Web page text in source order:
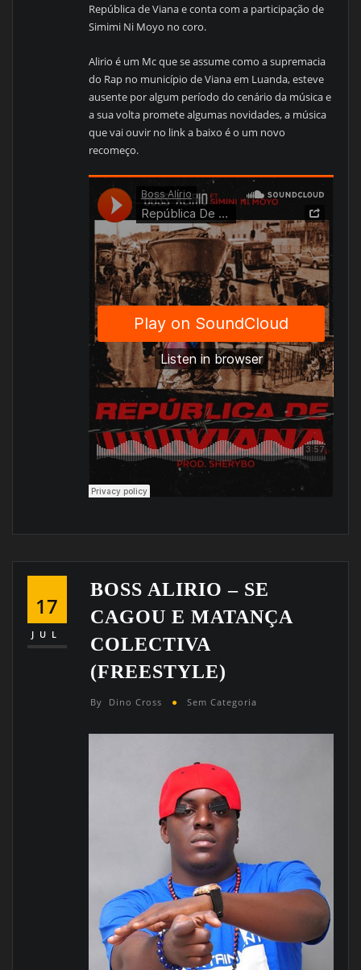
República de Viana e conta com a participação de
Simimi Ni Moyo no coro.
Alirio é um Mc que se assume como a supremacia
do Rap no município de Viana em Luanda, esteve
ausente por algum período do cenário da música e
a sua volta promete algumas novidades, a música
que vai ouvir no link a baixo é o um novo
recomeço.
17
JUL
BOSS ALIRIO – SE
CAGOU E MATANÇA
COLECTIVA
(FREESTYLE)
By Dino Cross Sem Categoria